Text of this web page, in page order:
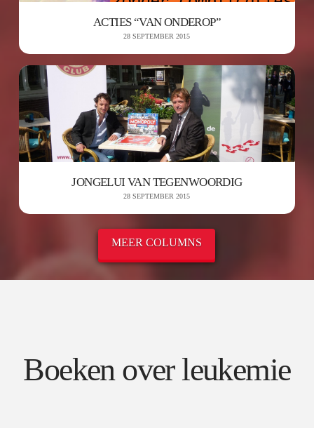
ACTIES “VAN ONDEROP”
28 SEPTEMBER 2015
JONGELUI VAN TEGENWOORDIG
28 SEPTEMBER 2015
MEER COLUMNS
Boeken over leukemie